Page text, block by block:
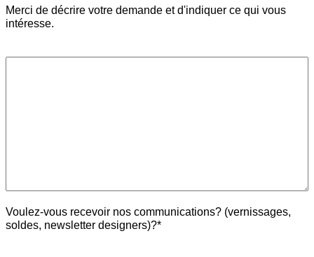
Merci de décrire votre demande et d'indiquer ce qui vous
intéresse.
Voulez-vous recevoir nos communications? (vernissages,
soldes, newsletter designers)?*